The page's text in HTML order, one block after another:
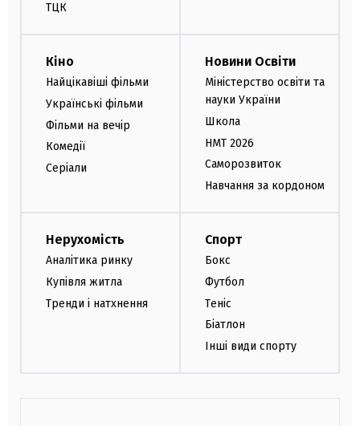
ТЦК
Кіно
Найцікавіші фільми
Українські фільми
Фільми на вечір
Комедії
Серіали
Новини Освіти
Міністерство освіти та
науки України
Школа
НМТ 2026
Саморозвиток
Навчання за кордоном
Нерухомість
Аналітика ринку
Купівля житла
Тренди і натхнення
Спорт
Бокс
Футбол
Теніс
Біатлон
Інші види спорту